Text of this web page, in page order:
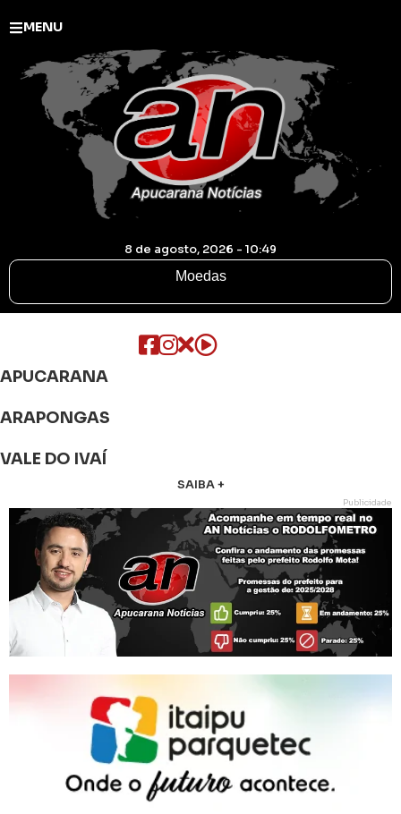
MENU
8 de agosto, 2026 - 10:49
Moedas
APUCARANA
ARAPONGAS
VALE DO IVAÍ
SAIBA +
Publicidade